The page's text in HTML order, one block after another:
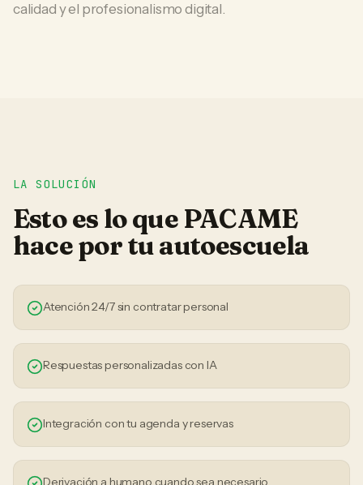
calidad y el profesionalismo digital.
LA SOLUCIÓN
Esto es lo que PACAME
hace por tuautoescuela
Atención 24/7 sin contratar personal
Respuestas personalizadas con IA
Integración con tu agenda y reservas
Derivación a humano cuando sea necesario